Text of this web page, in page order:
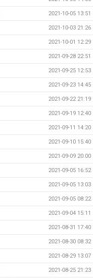
2021-10-05 13:51
2021-10-03 21:26
2021-10-01 12:29
2021-09-28 22:51
2021-09-25 12:53
2021-09-23 14:45
2021-09-22 21:19
2021-09-19 12:40
2021-09-11 14:20
2021-09-10 15:40
2021-09-09 20:00
2021-09-05 16:52
2021-09-05 13:03
2021-09-05 08:22
2021-09-04 15:11
2021-08-31 17:40
2021-08-30 08:32
2021-08-29 13:07
2021-08-25 21:23